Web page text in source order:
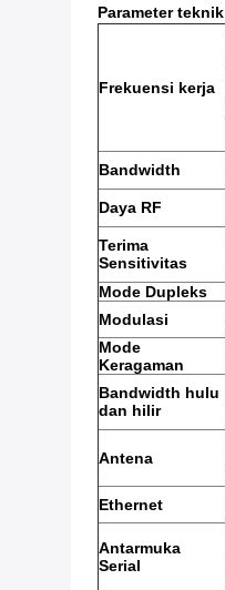
Parameter teknik
Frekuensi kerja
Bandwidth
Daya RF
Terima
Sensitivitas
Mode Dupleks
Modulasi
Mode
Keragaman
Bandwidth hulu
dan hilir
Antena
Ethernet
Antarmuka
Serial